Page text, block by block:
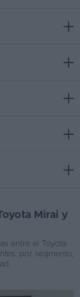
Mirai y
entre el Toyota
por segmento,